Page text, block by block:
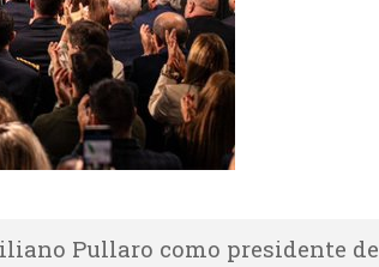
Pullaro como presidente de